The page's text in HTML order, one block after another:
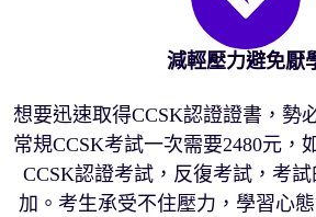
減輕壓力避免厭
想要迅速取得CCSK認證證書，勢
常規CCSK考試一次需要2480元，
CCSK認證考試，反復考試，考
加。考生承受不住壓力，學習心